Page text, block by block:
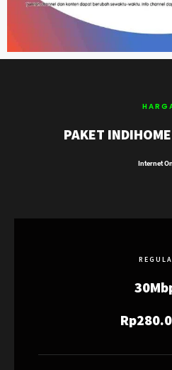
PAKET
Internet